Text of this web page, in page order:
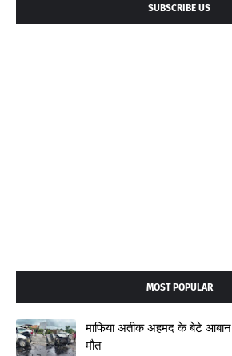
SUBSCRIBE US
MOST POPULAR
माफिया अतीक अहमद के बेटे
मौत